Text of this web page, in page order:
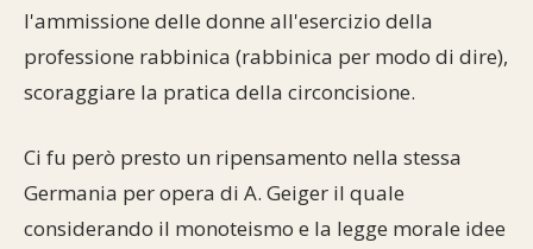
l'ammissione delle donne all'esercizio della
professione rabbinica (rabbinica per modo di dire),
scoraggiare la pratica della circoncisione.
Ci fu però presto un ripensamento nella stessa
Germania per opera di A. Geiger il quale
considerando il monoteismo e la legge morale idee